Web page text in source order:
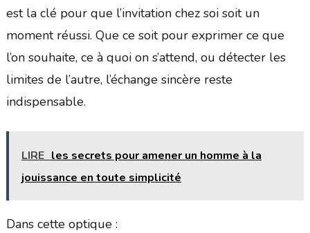
est la clé pour que l’invitation chez soi soit un
moment réussi. Que ce soit pour exprimer ce que
l’on souhaite, ce à quoi on s’attend, ou détecter les
limites de l’autre, l’échange sincère reste
indispensable.
LIRE les secrets pour amener un homme à la
jouissance en toute simplicité
Dans cette optique :